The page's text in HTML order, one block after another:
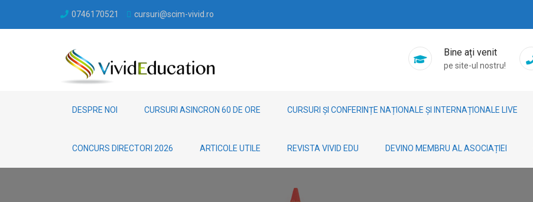
0746170521 cursuri@scim-vivid.ro
Bine ați venit
pe site-ul nostru!
DESPRE NOI CURSURI ASINCRON 60 DE ORE CURSURI ȘI CONFERINȚE NAȚIONALE ȘI INTERNAȚIONALE LIVE
CONCURS DIRECTORI 2026 ARTICOLE UTILE REVISTA VIVID EDU DEVINO MEMBRU AL ASOCIAȚIEI